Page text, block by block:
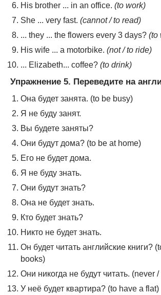
His brother ... in an office. (to work)
She ... very fast. (cannot / to read)
... they ... the flowers every 3 days? (to
His wife ... a motorbike. (not / to ride)
... Elizabeth... coffee? (to drink)
Упражнение 5. Переведите на
Она будет занята. (to be busy)
Я не буду занят.
Вы будете заняты?
Они будут дома? (to be at home)
Его не будет дома.
Я не буду знать.
Они будут знать?
Она не будет знать.
Кто будет знать?
Никто не будет знать.
Он будет читать английские книги?
books)
Они никогда не будут читать. (never
У неё будет квартира? (to have a flat)